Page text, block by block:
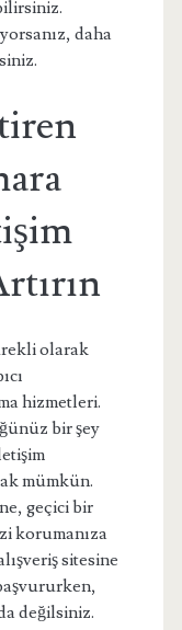
daha
olarak
hizmetleri.
bir şey
mümkün.
geçici bir
korumanıza
sitesine
değilsiniz.